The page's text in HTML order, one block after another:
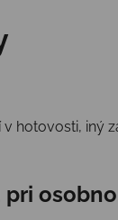
v hotovosti,
pri